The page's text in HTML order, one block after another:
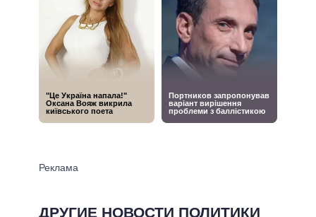
ДРУГИЕ НОВОСТИ ПОЛИТИКИ